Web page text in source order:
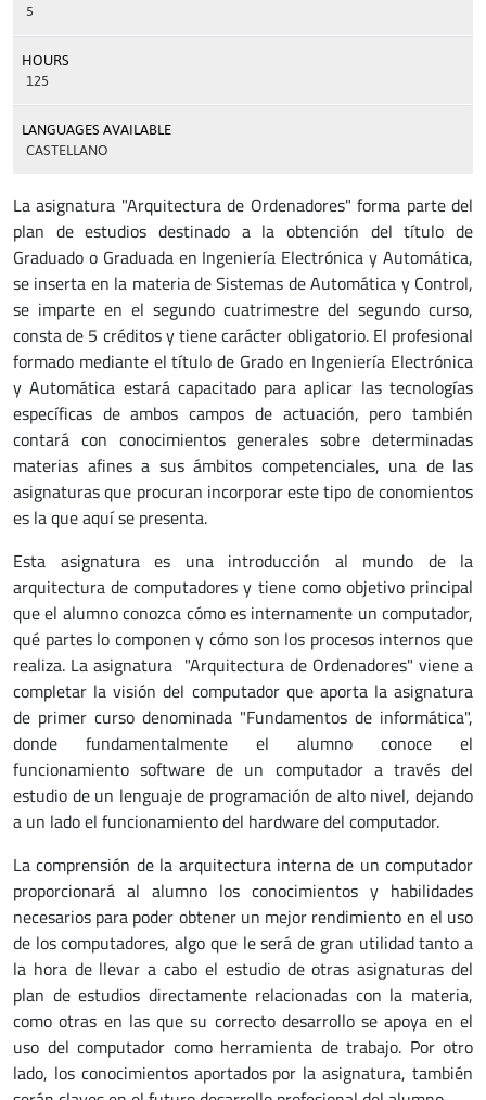
5
HOURS
125
LANGUAGES AVAILABLE
CASTELLANO
La asignatura "Arquitectura de Ordenadores" forma parte del
plan de estudios destinado a la obtención del título de
Graduado o Graduada en Ingeniería Electrónica y Automática,
se inserta en la materia de Sistemas de Automática y Control,
se imparte en el segundo cuatrimestre del segundo curso,
consta de 5 créditos y tiene carácter obligatorio. El profesional
formado mediante el título de Grado en Ingeniería Electrónica
y Automática estará capacitado para aplicar las tecnologías
específicas de ambos campos de actuación, pero también
contará con conocimientos generales sobre determinadas
materias afines a sus ámbitos competenciales, una de las
asignaturas que procuran incorporar este tipo de conomientos
es la que aquí se presenta.
Esta asignatura es una introducción al mundo de la
arquitectura de computadores y tiene como objetivo principal
que el alumno conozca cómo es internamente un computador,
qué partes lo componen y cómo son los procesos internos que
realiza. La asignatura "Arquitectura de Ordenadores" viene a
completar la visión del computador que aporta la asignatura
de primer curso denominada "Fundamentos de informática",
donde fundamentalmente el alumno conoce el
funcionamiento software de un computador a través del
estudio de un lenguaje de programación de alto nivel, dejando
a un lado el funcionamiento del hardware del computador.
La comprensión de la arquitectura interna de un computador
proporcionará al alumno los conocimientos y habilidades
necesarios para poder obtener un mejor rendimiento en el uso
de los computadores, algo que le será de gran utilidad tanto a
la hora de llevar a cabo el estudio de otras asignaturas del
plan de estudios directamente relacionadas con la materia,
como otras en las que su correcto desarrollo se apoya en el
uso del computador como herramienta de trabajo. Por otro
lado, los conocimientos aportados por la asignatura, también